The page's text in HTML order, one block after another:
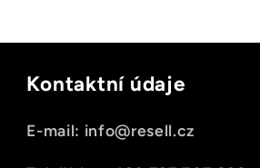
Kontaktní údaje
E-mail: info@resell.cz